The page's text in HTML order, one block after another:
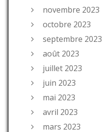
novembre 2023
octobre 2023
septembre 2023
août 2023
juillet 2023
juin 2023
mai 2023
avril 2023
mars 2023